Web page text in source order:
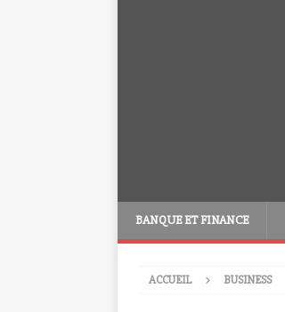
BANQUE ET FINANCE
ACCUEIL BUSINESS